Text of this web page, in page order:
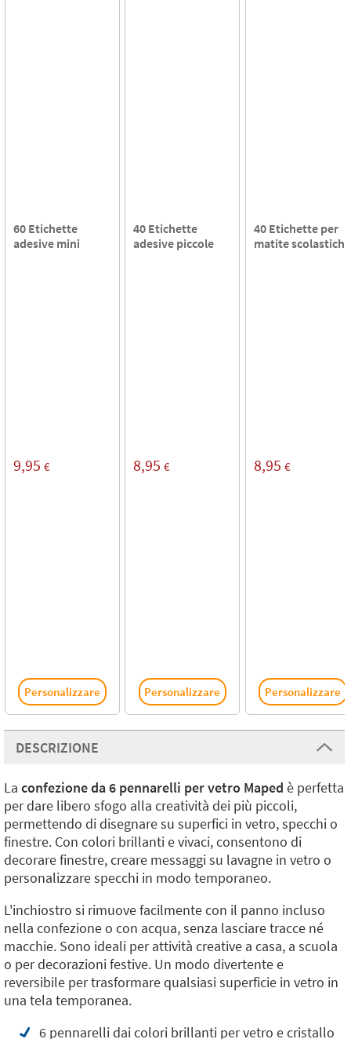
60 Etichette
adesive mini
9,95 €
Personalizzare
40 Etichette
adesive piccole
8,95 €
Personalizzare
40 Etichette per
matite scolastiche
8,95 €
Personalizzare
DESCRIZIONE
La confezione da 6 pennarelli per vetro Maped è perfetta
per dare libero sfogo alla creatività dei più piccoli,
permettendo di disegnare su superfici in vetro, specchi o
finestre. Con colori brillanti e vivaci, consentono di
decorare finestre, creare messaggi su lavagne in vetro o
personalizzare specchi in modo temporaneo.
L'inchiostro si rimuove facilmente con il panno incluso
nella confezione o con acqua, senza lasciare tracce né
macchie. Sono ideali per attività creative a casa, a scuola
o per decorazioni festive. Un modo divertente e
reversibile per trasformare qualsiasi superficie in vetro in
una tela temporanea.
6 pennarelli dai colori brillanti per vetro e cristallo